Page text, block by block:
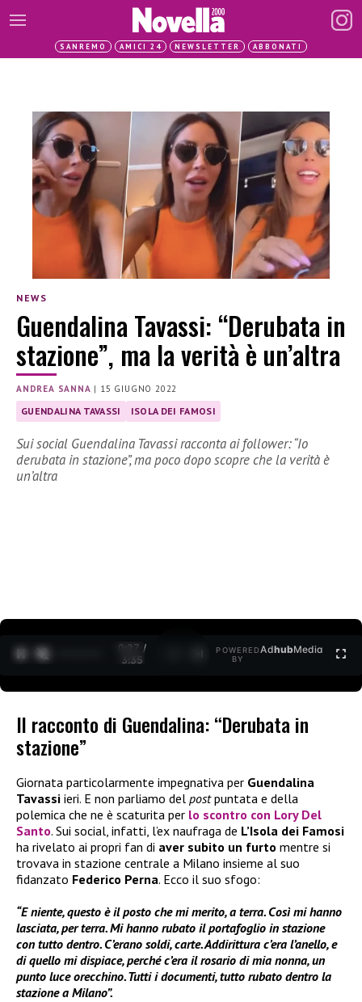
SANREMO AMICI 24 NEWSLETTER ABBONATI
NEWS
Guendalina Tavassi: “Derubata in
stazione”, ma la verità è un’altra
ANDREA SANNA | 15 GIUGNO 2022
GUENDALINA TAVASSI ISOLA DEI FAMOSI
Sui social Guendalina Tavassi racconta ai follower: “Io
derubata in stazione”, ma poco dopo scopre che la verità è
un’altra
0:28 /
3:35
POWERED
BY
AdhubMedia
Il racconto di Guendalina: “Derubata in
stazione”
Giornata particolarmente impegnativa per Guendalina
Tavassi ieri. E non parliamo del postpuntata e della
polemica che ne è scaturita per lo scontro con Lory Del
Santo. Sui social, infatti, l’ex naufraga de L’Isola dei Famosi
ha rivelato ai propri fan di aver subito un furto mentre si
trovava in stazione centrale a Milano insieme al suo
fidanzato Federico Perna. Ecco il suo sfogo:
“E niente, questo è il posto che mi merito, a terra. Così mi hanno
lasciata, per terra. Mi hanno rubato il portafoglio in stazione
con tutto dentro. C’erano soldi, carte. Addirittura c’era l’anello, e
di quello mi dispiace, perché c’era il rosario di mia nonna, un
punto luce orecchino. Tutti i documenti, tutto rubato dentro la
stazione a Milano”.